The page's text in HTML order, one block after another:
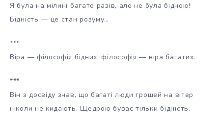
Я була на мілині багато разів, але не була бідною!
Бідність — це стан розуму…
***
Віра — філософія бідних, філософія — віра багатих.
***
Він з досвіду знав, що багаті люди грошей на вітер
ніколи не кидають. Щедрою буває тільки бідність.